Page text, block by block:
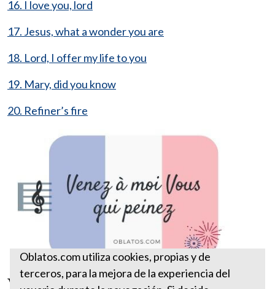
16. I love you, lord
17. Jesus, what a wonder you are
18. Lord, I offer my life to you
19. Mary, did you know
20. Refiner’s fire
Oblatos.com utiliza cookies, propias y de
terceros, para la mejora de la experiencia del